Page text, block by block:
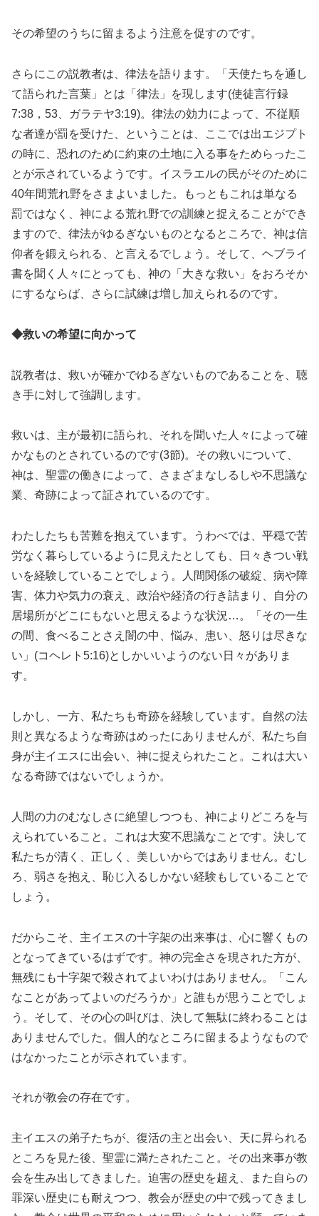
その希望のうちに留まるよう注意を促すのです。
さらにこの説教者は、律法を語ります。「天使たちを通し
て語られた言葉」とは「律法」を現します(使徒言行録
7:38，53、ガラテヤ3:19)。律法の効力によって、不従順
な者達が罰を受けた、ということは、ここでは出エジプト
の時に、恐れのために約束の土地に入る事をためらったこ
とが示されているようです。イスラエルの民がそのために
40年間荒れ野をさまよいました。もっともこれは単なる
罰ではなく、神による荒れ野での訓練と捉えることができ
ますので、律法がゆるぎないものとなるところで、神は信
仰者を鍛えられる、と言えるでしょう。そして、ヘブライ
書を聞く人々にとっても、神の「大きな救い」をおろそか
にするならば、さらに試練は増し加えられるのです。
◆救いの希望に向かって
説教者は、救いが確かでゆるぎないものであることを、聴
き手に対して強調します。
救いは、主が最初に語られ、それを聞いた人々によって確
かなものとされているのです(3節)。その救いについて、
神は、聖霊の働きによって、さまざまなしるしや不思議な
業、奇跡によって証されているのです。
わたしたちも苦難を抱えています。うわべでは、平穏で苦
労なく暮らしているように見えたとしても、日々きつい戦
いを経験していることでしょう。人間関係の破綻、病や障
害、体力や気力の衰え、政治や経済の行き詰まり、自分の
居場所がどこにもないと思えるような状況…。「その一生
の間、食べることさえ闇の中、悩み、患い、怒りは尽きな
い」(コヘレト5:16)としかいいようのない日々がありま
す。
しかし、一方、私たちも奇跡を経験しています。自然の法
則と異なるような奇跡はめったにありませんが、私たち自
身が主イエスに出会い、神に捉えられたこと。これは大い
なる奇跡ではないでしょうか。
人間の力のむなしさに絶望しつつも、神によりどころを与
えられていること。これは大変不思議なことです。決して
私たちが清く、正しく、美しいからではありません。むし
ろ、弱さを抱え、恥じ入るしかない経験もしていることで
しょう。
だからこそ、主イエスの十字架の出来事は、心に響くもの
となってきているはずです。神の完全さを現された方が、
無残にも十字架で殺されてよいわけはありません。「こん
なことがあってよいのだろうか」と誰もが思うことでしょ
う。そして、その心の叫びは、決して無駄に終わることは
ありませんでした。個人的なところに留まるようなもので
はなかったことが示されています。
それが教会の存在です。
主イエスの弟子たちが、復活の主と出会い、天に昇られる
ところを見た後、聖霊に満たされたこと。その出来事が教
会を生み出してきました。迫害の歴史を超え、また自らの
罪深い歴史にも耐えつつ、教会が歴史の中で残ってきまし